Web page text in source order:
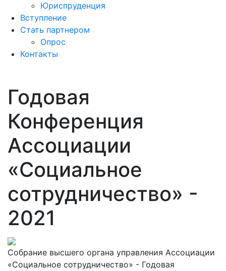
Юриспруденция
Вступление
Стать партнером
Опрос
Контакты
Годовая
Конференция
Ассоциации
«Социальное
сотрудничество» -
2021
Собрание высшего органа управления Ассоциации
«Социальное сотрудничество» - Годовая